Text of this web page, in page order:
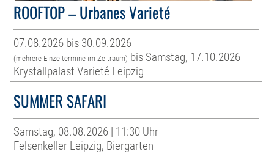
ROOFTOP – Urbanes Varieté
07.08.2026 bis 30.09.2026
(mehrere Einzeltermine im Zeitraum) bis Samstag, 17.10.2026
Krystallpalast Varieté Leipzig
SUMMER SAFARI
Samstag, 08.08.2026 | 11:30 Uhr
Felsenkeller Leipzig, Biergarten